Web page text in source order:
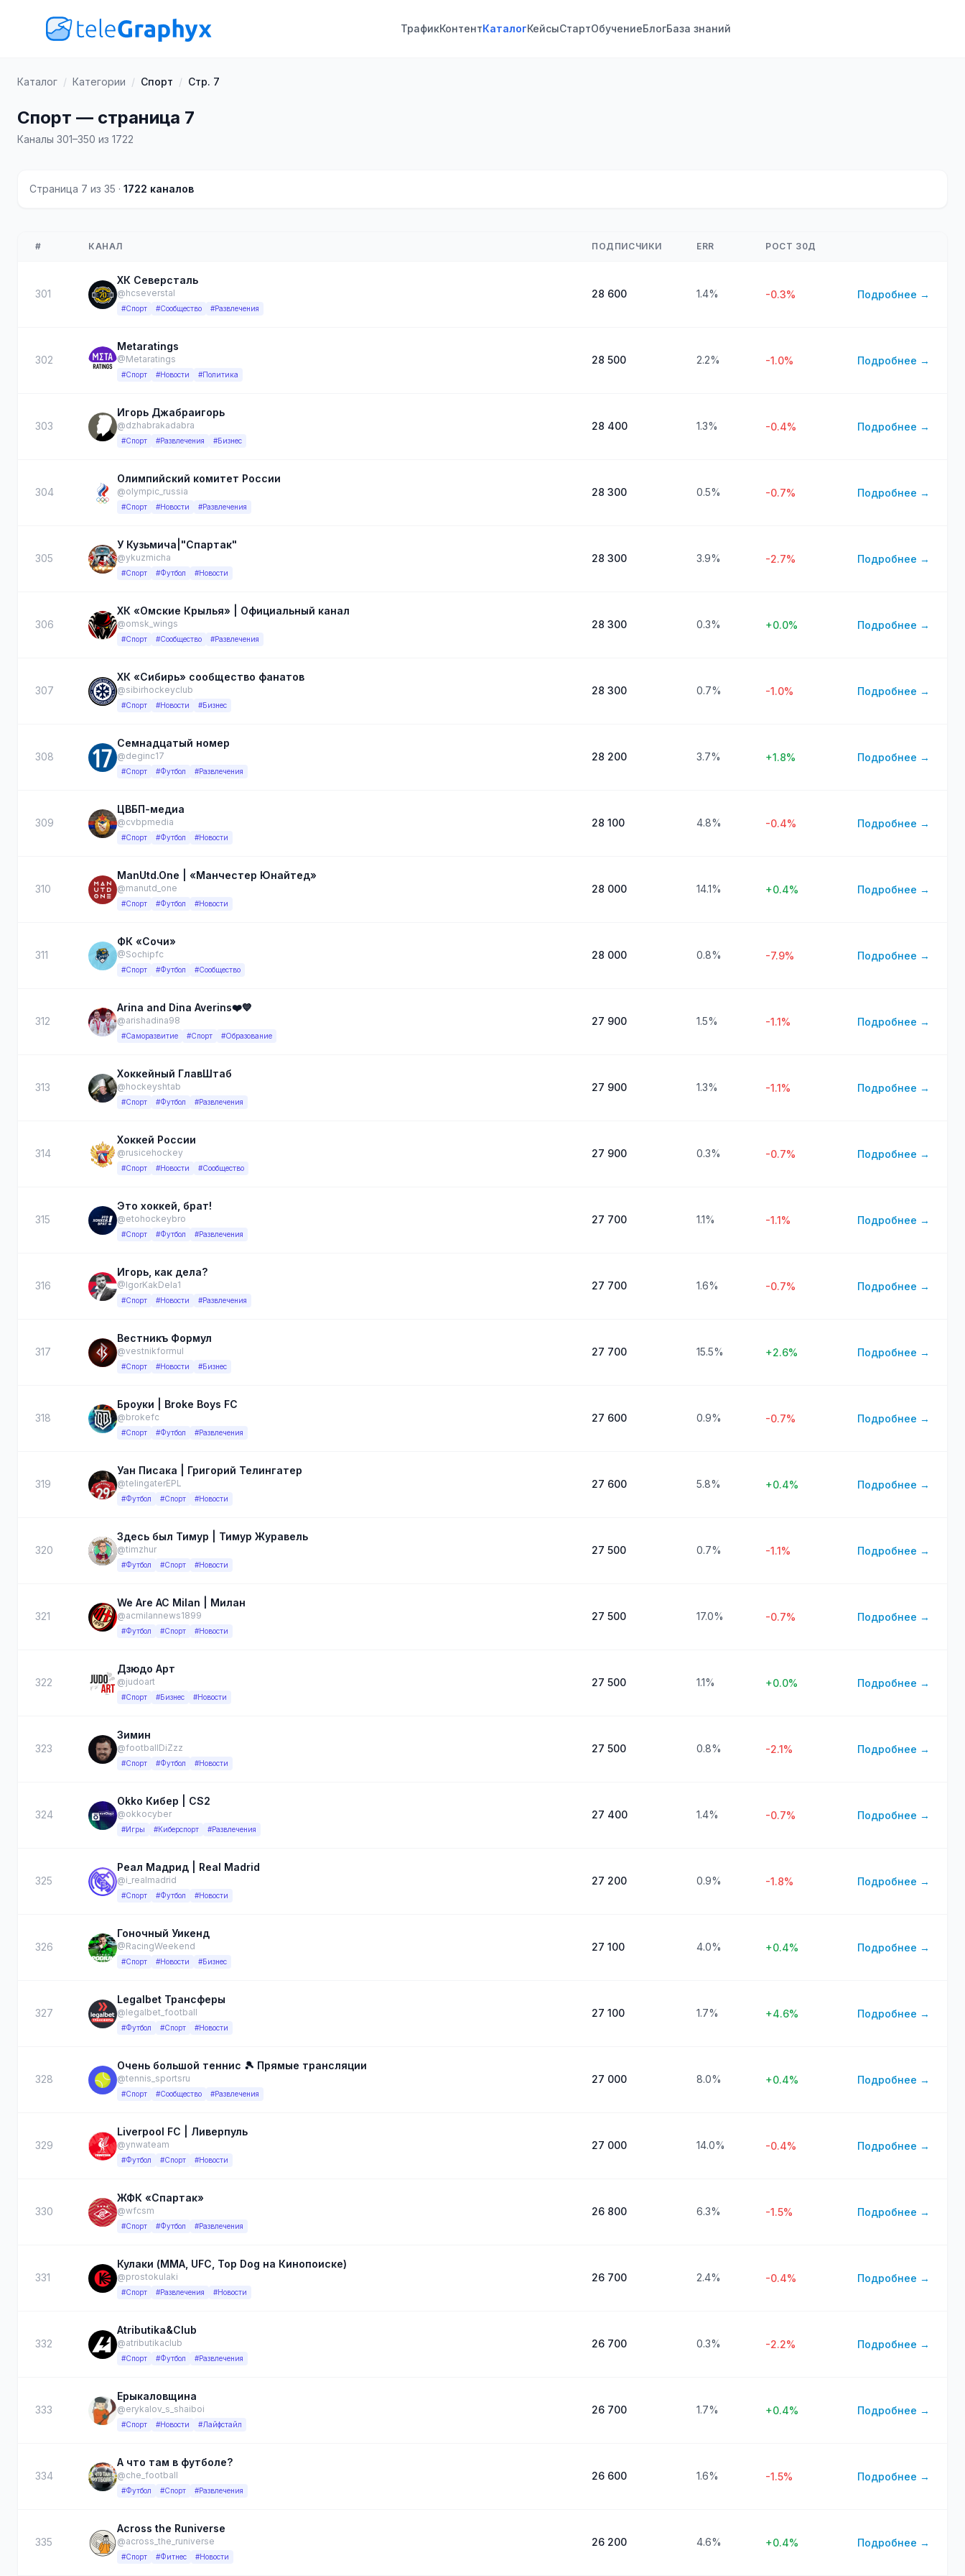
ТрафикКонтентКаталогКейсыСтартОбучениеБлогБаза знаний
Каталог / Категории / Спорт / Стр. 7
Спорт — страница 7
Каналы 301–350 из 1722
Страница 7 из 35 · 1722 каналов
# КАНАЛ ПОДПИСЧИКИ ERR РОСТ 30Д
301
ХК Северсталь
@hcseverstal
#Спорт #Сообщество #Развлечения
28 600 1.4% -0.3% Подробнее →
302
Metaratings
@Metaratings
#Спорт #Новости #Политика
28 500 2.2% -1.0% Подробнее →
303
Игорь Джабраигорь
@dzhabrakadabra
#Спорт #Развлечения #Бизнес
28 400 1.3% -0.4% Подробнее →
304
Олимпийский комитет России
@olympic_russia
#Спорт #Новости #Развлечения
28 300 0.5% -0.7% Подробнее →
305
У Кузьмича|"Спартак"
@ykuzmicha
#Спорт #Футбол #Новости
28 300 3.9% -2.7% Подробнее →
306
ХК «Омские Крылья» | Официальный канал
@omsk_wings
#Спорт #Сообщество #Развлечения
28 300 0.3% +0.0% Подробнее →
307
ХК «Сибирь» сообщество фанатов
@sibirhockeyclub
#Спорт #Новости #Бизнес
28 300 0.7% -1.0% Подробнее →
308
Семнадцатый номер
@deginc17
#Спорт #Футбол #Развлечения
28 200 3.7% +1.8% Подробнее →
309
ЦВБП-медиа
@cvbpmedia
#Спорт #Футбол #Новости
28 100 4.8% -0.4% Подробнее →
310
ManUtd.One | «Манчестер Юнайтед»
@manutd_one
#Спорт #Футбол #Новости
28 000 14.1% +0.4% Подробнее →
311
ФК «Сочи»
@Sochipfc
#Спорт #Футбол #Сообщество
28 000 0.8% -7.9% Подробнее →
312
Arina and Dina Averins❤️💙
@arishadina98
#Саморазвитие #Спорт #Образование
27 900 1.5% -1.1% Подробнее →
313
Хоккейный ГлавШтаб
@hockeyshtab
#Спорт #Футбол #Развлечения
27 900 1.3% -1.1% Подробнее →
314
Хоккей России
@rusicehockey
#Спорт #Новости #Сообщество
27 900 0.3% -0.7% Подробнее →
315
Это хоккей, брат!
@etohockeybro
#Спорт #Футбол #Развлечения
27 700 1.1% -1.1% Подробнее →
316
Игорь, как дела?
@IgorKakDela1
#Спорт #Новости #Развлечения
27 700 1.6% -0.7% Подробнее →
317
Вестникъ Формул
@vestnikformul
#Спорт #Новости #Бизнес
27 700 15.5% +2.6% Подробнее →
318
Броуки | Broke Boys FC
@brokefc
#Спорт #Футбол #Развлечения
27 600 0.9% -0.7% Подробнее →
319
Уан Писака | Григорий Телингатер
@telingaterEPL
#Футбол #Спорт #Новости
27 600 5.8% +0.4% Подробнее →
320
Здесь был Тимур | Тимур Журавель
@timzhur
#Футбол #Спорт #Новости
27 500 0.7% -1.1% Подробнее →
321
We Are AC Milan | Милан
@acmilannews1899
#Футбол #Спорт #Новости
27 500 17.0% -0.7% Подробнее →
322
Дзюдо Арт
@judoart
#Спорт #Бизнес #Новости
27 500 1.1% +0.0% Подробнее →
323
Зимин
@footballDiZzz
#Спорт #Футбол #Новости
27 500 0.8% -2.1% Подробнее →
324
Okko Кибер | CS2
@okkocyber
#Игры #Киберспорт #Развлечения
27 400 1.4% -0.7% Подробнее →
325
Реал Мадрид | Real Madrid
@i_realmadrid
#Спорт #Футбол #Новости
27 200 0.9% -1.8% Подробнее →
326
Гоночный Уикенд
@RacingWeekend
#Спорт #Новости #Бизнес
27 100 4.0% +0.4% Подробнее →
327
Legalbet Трансферы
@legalbet_football
#Футбол #Спорт #Новости
27 100 1.7% +4.6% Подробнее →
328
Очень большой теннис 🎾 Прямые трансляции
@tennis_sportsru
#Спорт #Сообщество #Развлечения
27 000 8.0% +0.4% Подробнее →
329
Liverpool FC | Ливерпуль
@ynwateam
#Футбол #Спорт #Новости
27 000 14.0% -0.4% Подробнее →
330
ЖФК «Спартак»
@wfcsm
#Спорт #Футбол #Развлечения
26 800 6.3% -1.5% Подробнее →
331
Кулаки (MMA, UFC, Top Dog на Кинопоиске)
@prostokulaki
#Спорт #Развлечения #Новости
26 700 2.4% -0.4% Подробнее →
332
Atributika&Club
@atributikaclub
#Спорт #Футбол #Развлечения
26 700 0.3% -2.2% Подробнее →
333
Ерыкаловщина
@erykalov_s_shaiboi
#Спорт #Новости #Лайфстайл
26 700 1.7% +0.4% Подробнее →
334
А что там в футболе?
@che_football
#Футбол #Спорт #Развлечения
26 600 1.6% -1.5% Подробнее →
335
Across the Runiverse
@across_the_runiverse
#Спорт #Фитнес #Новости
26 200 4.6% +0.4% Подробнее →